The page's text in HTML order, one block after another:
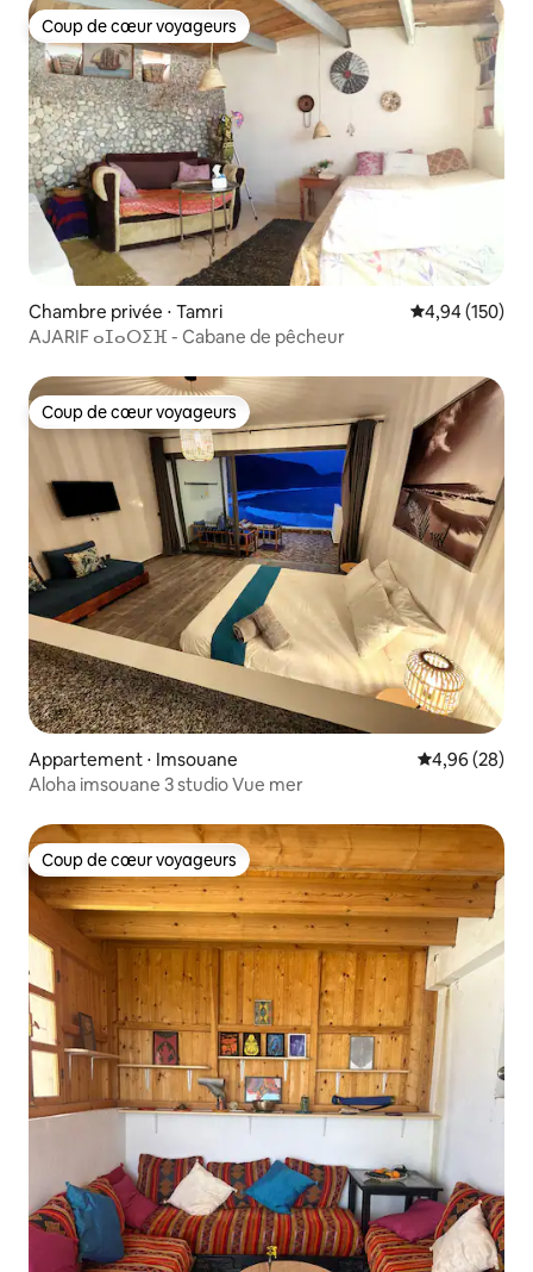
Coup de cœur voyageurs
Coup de cœur voyageurs
Chambre privée ⋅ Tamri Évaluation
4,94 (150)
AJARIF ⴰⵊⴰⵔⵉⴼ - Cabane de pêcheur
Coup de cœur voyageurs
Coup de cœur voyageurs
Appartement ⋅ Imsouane Évaluation
4,96 (28)
Aloha imsouane 3 studio Vue mer
Coup de cœur voyageurs
Coup de cœur voyageurs